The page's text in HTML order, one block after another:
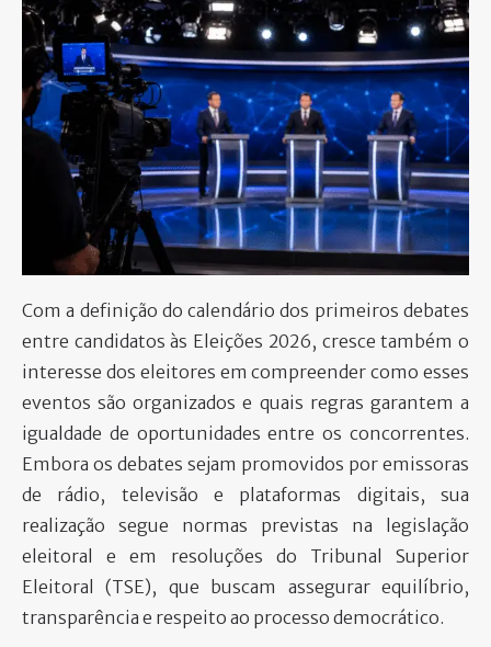
CONTATO
FAÇA UMA DOAÇÃO
PARTICIPE
Com a definição do calendário dos primeiros debates
entre candidatos às Eleições 2026, cresce também o
interesse dos eleitores em compreender como esses
eventos são organizados e quais regras garantem a
igualdade de oportunidades entre os concorrentes.
Embora os debates sejam promovidos por emissoras
de rádio, televisão e plataformas digitais, sua
realização segue normas previstas na legislação
eleitoral e em resoluções do Tribunal Superior
Eleitoral (TSE), que buscam assegurar equilíbrio,
transparência e respeito ao processo democrático.